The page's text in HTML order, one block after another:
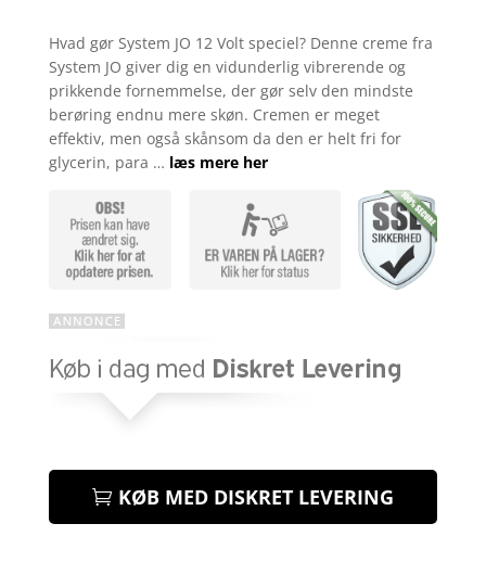
ud af 5
baseret
på
kundebedø
mmelser
Hvad gør System JO 12 Volt speciel? Denne creme fra
System JO giver dig en vidunderlig vibrerende og
prikkende fornemmelse, der gør selv den mindste
berøring endnu mere skøn. Cremen er meget
effektiv, men også skånsom da den er helt fri for
glycerin, para … læs mere her
KØB MED DISKRET LEVERING